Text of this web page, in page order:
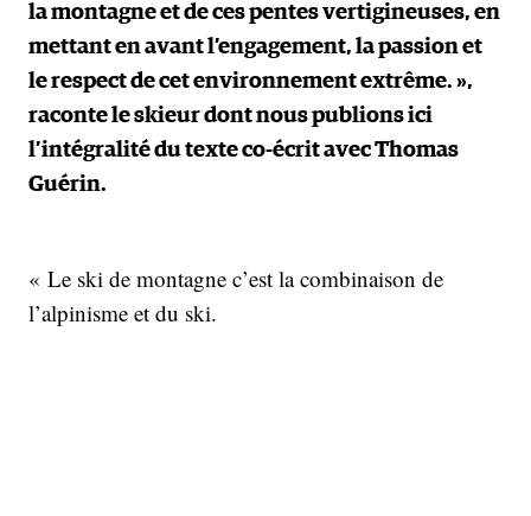
la montagne et de ces pentes vertigineuses, en
mettant en avant l’engagement, la passion et
le respect de cet environnement extrême. »,
raconte le skieur dont nous publions ici
l’intégralité du texte co-écrit avec Thomas
Guérin.
« Le ski de montagne c’est la combinaison de
l’alpinisme et du ski.